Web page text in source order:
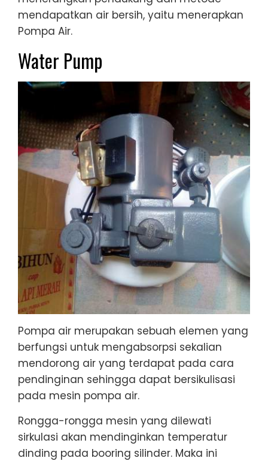
mendapatkan air bersih, yaitu menerapkan
Pompa Air.
Water Pump
Pompa air merupakan sebuah elemen yang
berfungsi untuk mengabsorpsi sekalian
mendorong air yang terdapat pada cara
pendinginan sehingga dapat bersikulisasi
pada mesin pompa air.
Rongga-rongga mesin yang dilewati
sirkulasi akan mendinginkan temperatur
dinding pada booring silinder. Maka ini